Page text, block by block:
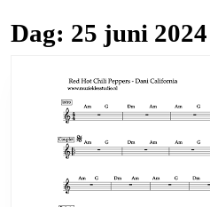
Dag: 25 juni 2024